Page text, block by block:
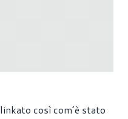
così com’è stato